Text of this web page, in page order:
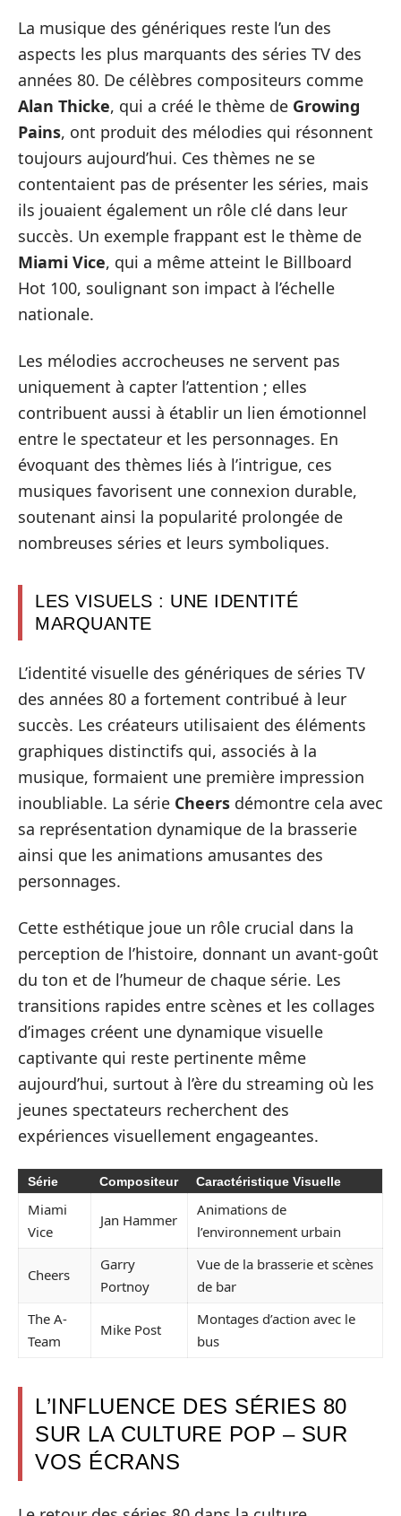
La musique des génériques reste l’un des
aspects les plus marquants des séries TV des
années 80. De célèbres compositeurs comme
Alan Thicke, qui a créé le thème de Growing
Pains, ont produit des mélodies qui résonnent
toujours aujourd’hui. Ces thèmes ne se
contentaient pas de présenter les séries, mais
ils jouaient également un rôle clé dans leur
succès. Un exemple frappant est le thème de
Miami Vice, qui a même atteint le Billboard
Hot 100, soulignant son impact à l’échelle
nationale.
Les mélodies accrocheuses ne servent pas
uniquement à capter l’attention ; elles
contribuent aussi à établir un lien émotionnel
entre le spectateur et les personnages. En
évoquant des thèmes liés à l’intrigue, ces
musiques favorisent une connexion durable,
soutenant ainsi la popularité prolongée de
nombreuses séries et leurs symboliques.
LES VISUELS : UNE IDENTITÉ
MARQUANTE
L’identité visuelle des génériques de séries TV
des années 80 a fortement contribué à leur
succès. Les créateurs utilisaient des éléments
graphiques distinctifs qui, associés à la
musique, formaient une première impression
inoubliable. La série Cheers démontre cela avec
sa représentation dynamique de la brasserie
ainsi que les animations amusantes des
personnages.
Cette esthétique joue un rôle crucial dans la
perception de l’histoire, donnant un avant-goût
du ton et de l’humeur de chaque série. Les
transitions rapides entre scènes et les collages
d’images créent une dynamique visuelle
captivante qui reste pertinente même
aujourd’hui, surtout à l’ère du streaming où les
jeunes spectateurs recherchent des
expériences visuellement engageantes.
Série Compositeur Caractéristique Visuelle
Miami
Vice
Jan Hammer
Animations de
l’environnement urbain
Cheers
Garry
Portnoy
Vue de la brasserie et scènes
de bar
The A-
Team
Mike Post
Montages d’action avec le
bus
L’INFLUENCE DES SÉRIES 80
SUR LA CULTURE POP – SUR
VOS ÉCRANS